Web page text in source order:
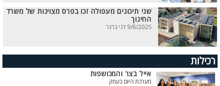
שני תיכונים מעפולה זכו בפרס מצוינות של משרד
החינוך
9/6/2025 דני ברנר
רכילות
אייל בצר והמכושפות
מערכת היום בעמק